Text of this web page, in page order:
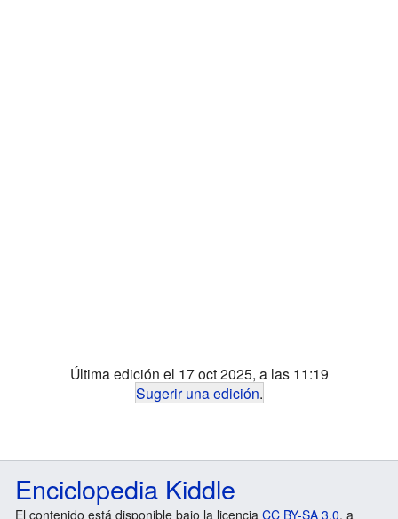
Última edición el 17 oct 2025, a las 11:19
Sugerir una edición.
Enciclopedia Kiddle
El contenido está disponible bajo la licencia CC BY-SA 3.0, a